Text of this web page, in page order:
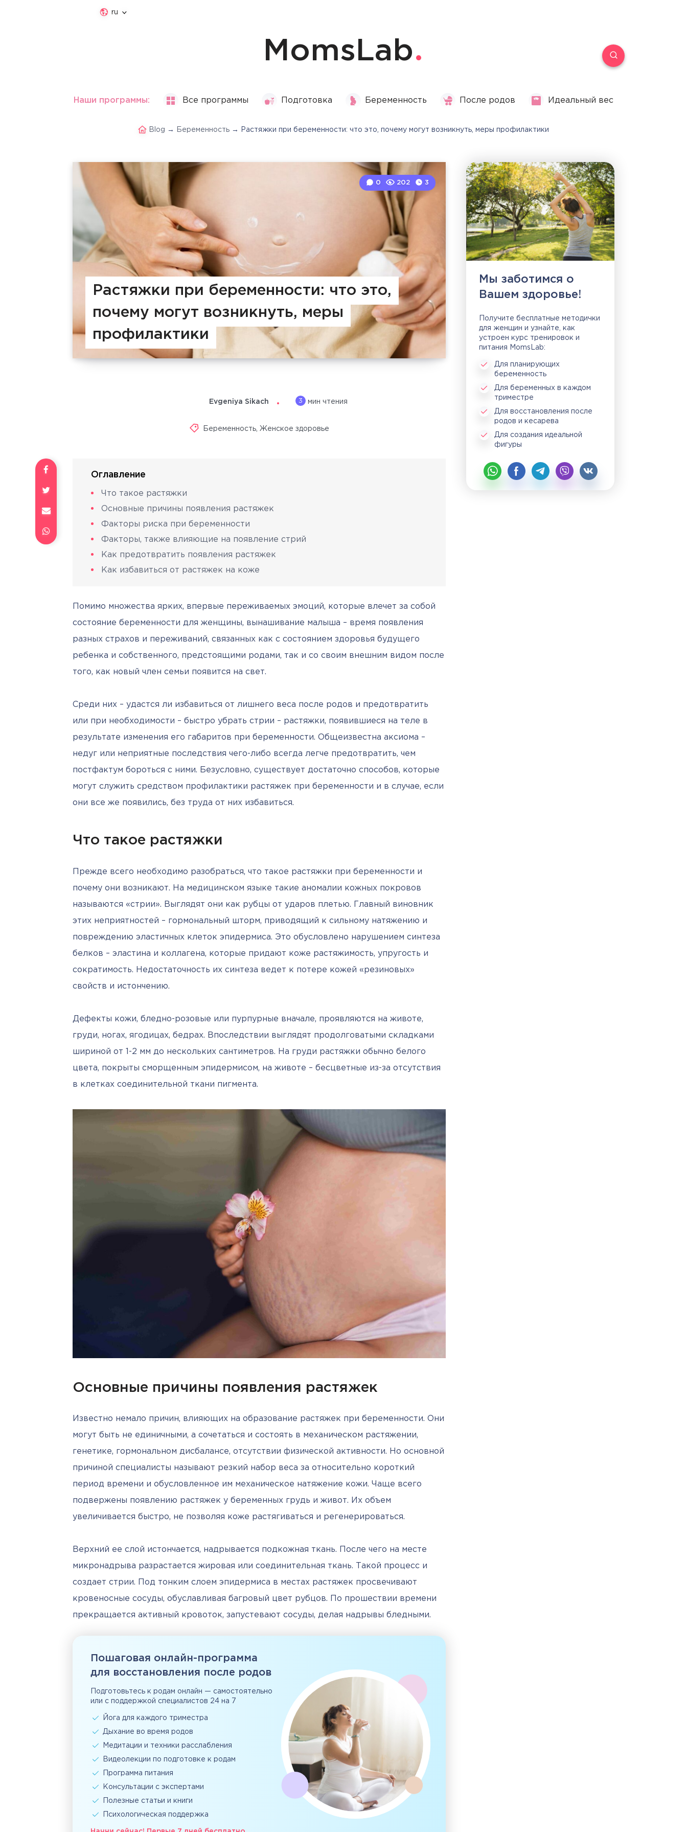
ru
MomsLab
Наши программы: Все программы Подготовка Беременность После родов Идеальный вес
Blog → Беременность → Растяжки при беременности: что это, почему могут возникнуть, меры профилактики
Растяжки при беременности: что это,
почему могут возникнуть, меры
профилактики
0 202 3
Evgeniya Sikach 3 мин чтения
Беременность Женское здоровье
Оглавление
Что такое растяжки
Основные причины появления растяжек
Факторы риска при беременности
Факторы, также влияющие на появление стрий
Как предотвратить появления растяжек
Как избавиться от растяжек на коже
Помимо множества ярких, впервые переживаемых эмоций, которые влечет за собой
состояние беременности для женщины, вынашивание малыша – время появления
разных страхов и переживаний, связанных как с состоянием здоровья будущего
ребенка и собственного, предстоящими родами, так и со своим внешним видом после
того, как новый член семьи появится на свет.
Среди них – удастся ли избавиться от лишнего веса после родов и предотвратить
или при необходимости – быстро убрать стрии – растяжки, появившиеся на теле в
результате изменения его габаритов при беременности. Общеизвестна аксиома –
недуг или неприятные последствия чего-либо всегда легче предотвратить, чем
постфактум бороться с ними. Безусловно, существует достаточно способов, которые
могут служить средством профилактики растяжек при беременности и в случае, если
они все же появились, без труда от них избавиться.
Что такое растяжки
Прежде всего необходимо разобраться, что такое растяжки при беременности и
почему они возникают. На медицинском языке такие аномалии кожных покровов
называются «стрии». Выглядят они как рубцы от ударов плетью. Главный виновник
этих неприятностей – гормональный шторм, приводящий к сильному натяжению и
повреждению эластичных клеток эпидермиса. Это обусловлено нарушением синтеза
белков – эластина и коллагена, которые придают коже растяжимость, упругость и
сократимость. Недостаточность их синтеза ведет к потере кожей «резиновых»
свойств и истончению.
Дефекты кожи, бледно-розовые или пурпурные вначале, проявляются на животе,
груди, ногах, ягодицах, бедрах. Впоследствии выглядят продолговатыми складками
шириной от 1-2 мм до нескольких сантиметров. На груди растяжки обычно белого
цвета, покрыты сморщенным эпидермисом, на животе – бесцветные из-за отсутствия
в клетках соединительной ткани пигмента.
Основные причины появления растяжек
Известно немало причин, влияющих на образование растяжек при беременности. Они
могут быть не единичными, а сочетаться и состоять в механическом растяжении,
генетике, гормональном дисбалансе, отсутствии физической активности. Но основной
причиной специалисты называют резкий набор веса за относительно короткий
период времени и обусловленное им механическое натяжение кожи. Чаще всего
подвержены появлению растяжек у беременных грудь и живот. Их объем
увеличивается быстро, не позволяя коже растягиваться и регенерироваться.
Верхний ее слой истончается, надрывается подкожная ткань. После чего на месте
микронадрыва разрастается жировая или соединительная ткань. Такой процесс и
создает стрии. Под тонким слоем эпидермиса в местах растяжек просвечивают
кровеносные сосуды, обуславливая багровый цвет рубцов. По прошествии времени
прекращается активный кровоток, запустевают сосуды, делая надрывы бледными.
Пошаговая онлайн-программа
для восстановления после родов
Подготовьтесь к родам онлайн — самостоятельно
или с поддержкой специалистов 24 на 7
Йога для каждого триместра
Дыхание во время родов
Медитации и техники расслабления
Видеолекции по подготовке к родам
Программа питания
Консультации с экспертами
Полезные статьи и книги
Психологическая поддержка
Мы заботимся о
Вашем здоровье!
Получите бесплатные методички
для женщин и узнайте, как
устроен курс тренировок и
питания MomsLab:
Для планирующих
беременность
Для беременных в каждом
триместре
Для восстановления после
родов и кесарева
Для создания идеальной
фигуры